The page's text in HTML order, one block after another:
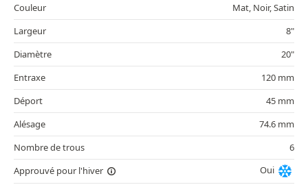
Couleur
Mat, Noir, Satin
Largeur
8"
Diamètre
20"
Entraxe
120 mm
Déport
45 mm
Alésage
74.6 mm
Nombre de trous
6
Approuvé pour l'hiver
Oui